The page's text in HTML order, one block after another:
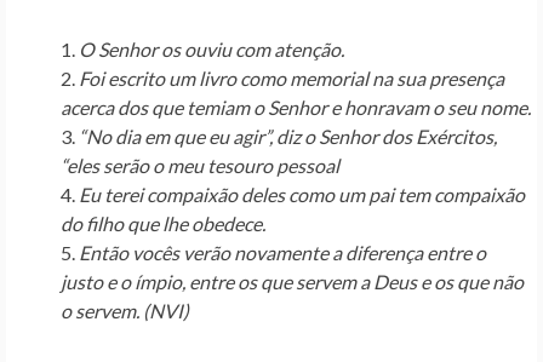
O Senhoros ouviu com atenção.
Foi escrito um livro como memorial na sua presença
acerca dos que temiam oSenhore honravam o seu nome.
“No dia em que eu agir”, diz oSenhordos Exércitos,
“eles serão o meu tesouro pessoal
Eu terei compaixão deles como um pai tem compaixão
do filho que lhe obedece.
Então vocês verão novamente a diferença entre o
justo e o ímpio, entre os que servem a Deus e os que não
o servem. (NVI)